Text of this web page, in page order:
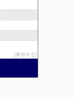
参加する